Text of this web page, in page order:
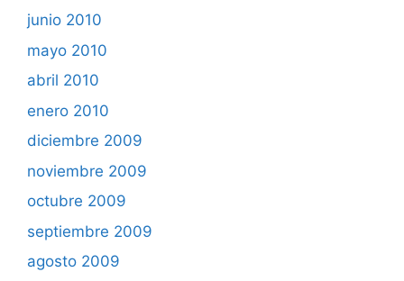
junio 2010
mayo 2010
abril 2010
enero 2010
diciembre 2009
noviembre 2009
octubre 2009
septiembre 2009
agosto 2009